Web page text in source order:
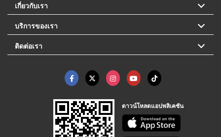
เกี่ยวกับเรา
บริการของเรา
ติดต่อเรา
ดาวน์โหลดแอปพลิเคชัน